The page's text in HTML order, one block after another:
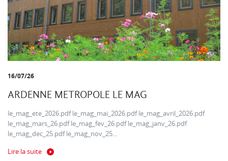
16/07/26
ARDENNE METROPOLE LE MAG
le_mag_ete_2026.pdf le_mag_mai_2026.pdf le_mag_avril_2026.pdf
le_mag_mars_26.pdf le_mag_fev_26.pdf le_mag_janv_26.pdf
le_mag_dec_25.pdf le_mag_nov_25...
Lire la suite